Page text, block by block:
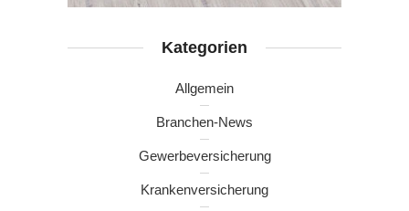
Kategorien
Allgemein
Branchen-News
Gewerbeversicherung
Krankenversicherung